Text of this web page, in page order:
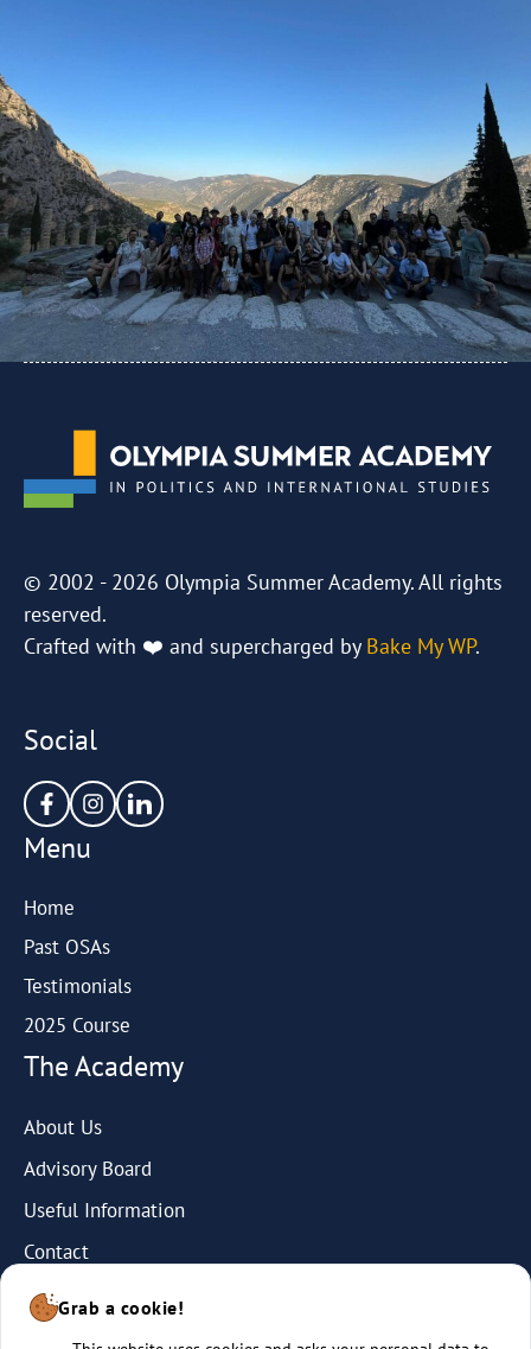
Grab a cookie!
© 2002 - 2026 Olympia Summer Academy. All rights
reserved.
Crafted with ❤️ and supercharged by Bake My WP.
Social
Menu
Home
Past OSAs
Testimonials
2025 Course
The Academy
About Us
Advisory Board
Useful Information
Contact